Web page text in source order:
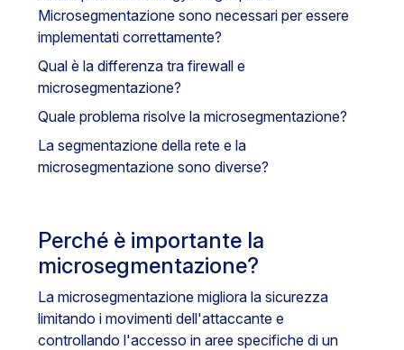
Microsegmentazione sono necessari per essere
implementati correttamente?
Qual è la differenza tra firewall e
microsegmentazione?
Quale problema risolve la microsegmentazione?
La segmentazione della rete e la
microsegmentazione sono diverse?
Perché è importante la
microsegmentazione?
La microsegmentazione migliora la sicurezza
limitando i movimenti dell'attaccante e
controllando l'accesso in aree specifiche di un